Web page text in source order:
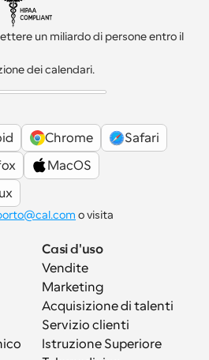
un miliardo di persone entro il
dei calendari.
Chrome
Safari
MacOS
Casi d'uso
Vendite
Marketing
Acquisizione di talenti
Servizio clienti
Istruzione Superiore